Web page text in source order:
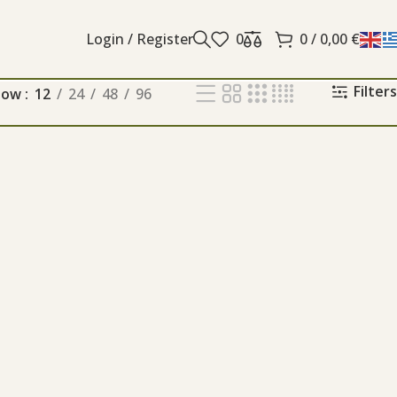
Login / Register 0 0/ 0,00 €
12 24 48 96 Filters